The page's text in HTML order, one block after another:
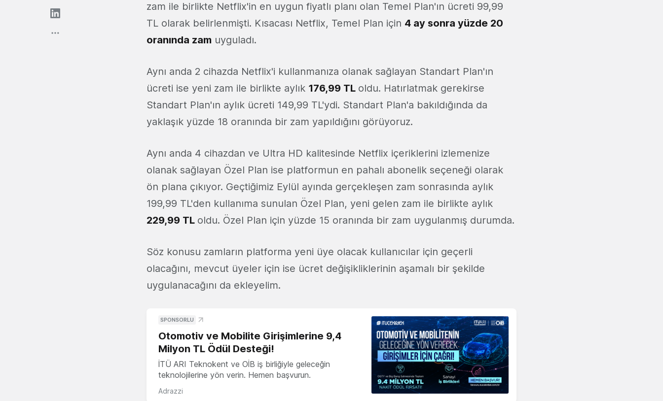
zam ile birlikte Netflix'in en uygun fiyatlı planı olan Temel Plan'ın ücreti 99,99
TL olarak belirlenmişti. Kısacası Netflix, Temel Plan için 4 ay sonra yüzde 20
oranında zam uyguladı.
Aynı anda 2 cihazda Netflix'i kullanmanıza olanak sağlayan Standart Plan'ın
ücreti ise yeni zam ile birlikte aylık 176,99 TL oldu. Hatırlatmak gerekirse
Standart Plan'ın aylık ücreti 149,99 TL'ydi. Standart Plan'a bakıldığında da
yaklaşık yüzde 18 oranında bir zam yapıldığını görüyoruz.
Aynı anda 4 cihazdan ve Ultra HD kalitesinde Netflix içeriklerini izlemenize
olanak sağlayan Özel Plan ise platformun en pahalı abonelik seçeneği olarak
ön plana çıkıyor. Geçtiğimiz Eylül ayında gerçekleşen zam sonrasında aylık
199,99 TL'den kullanıma sunulan Özel Plan, yeni gelen zam ile birlikte aylık
229,99 TL oldu. Özel Plan için yüzde 15 oranında bir zam uygulanmış durumda.
Söz konusu zamların platforma yeni üye olacak kullanıcılar için geçerli
olacağını, mevcut üyeler için ise ücret değişikliklerinin aşamalı bir şekilde
uygulanacağını da ekleyelim.
SPONSORLU
Otomotiv ve Mobilite Girişimlerine 9,4
Milyon TL Ödül Desteği!
İTÜ ARI Teknokent ve OİB iş birliğiyle geleceğin
teknolojilerine yön verin. Hemen başvurun.
Adrazzi